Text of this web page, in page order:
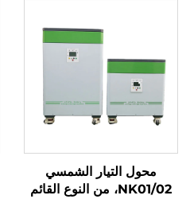
محول التيار الشمسي
NK01/02، من النوع القائم